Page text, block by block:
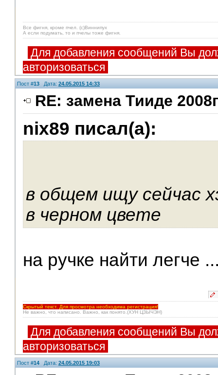
Все фигня, кроме пчел. (с)Виннипух
А если подумать, то и пчелы тоже фигня.
Для добавления сообщений Вы
авторизоваться
Пост #13 Дата: 24.05.2015 14:33
RE: замена Тииде
nix89 писал(а):
в общем ищу сейчас
в черном цвете
на ручке найти легче
Помощники
Скрытый текст. Для просмотра необходима регистрация!
Не важно, что написано. Важно, как понято.(ХУН ЦЗЫЧЭН)
Для добавления сообщений Вы
авторизоваться
Пост #14Дата: 24.05.2015 19:03